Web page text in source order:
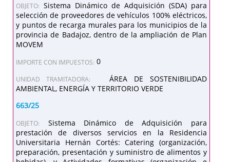
OBJETO:
Sistema Dinámico de Adquisición (SDA) para
selección de proveedores de vehículos 100% eléctricos,
y puntos de recarga murales para los municipios de la
provincia de Badajoz, dentro de la ampliación de Plan
MOVEM
IMPORTE CON IMPUESTOS: 0
UNIDAD TRAMITADORA:
ÁREA DE SOSTENIBILIDAD
AMBIENTAL, ENERGÍA Y TERRITORIO VERDE
663/25
OBJETO:
Sistema Dinámico de Adquisición para
prestación de diversos servicios en la Residencia
Universitaria Hernán Cortés: Catering (organización,
preparación, presentación y suministro de alimentos y